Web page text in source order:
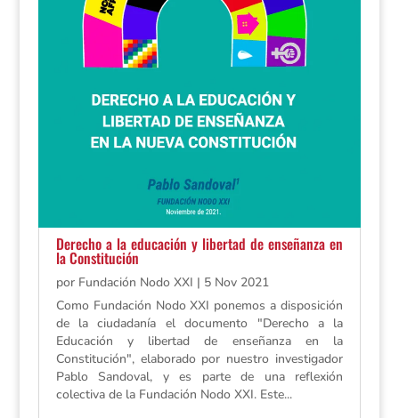
Derecho a la educación y libertad de enseñanza en
la Constitución
por Fundación Nodo XXI | 5 Nov 2021
Como Fundación Nodo XXI ponemos a disposición
de la ciudadanía el documento "Derecho a la
Educación y libertad de enseñanza en la
Constitución", elaborado por nuestro investigador
Pablo Sandoval, y es parte de una reflexión
colectiva de la Fundación Nodo XXI. Este...